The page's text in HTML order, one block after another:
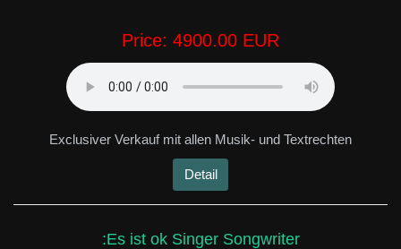
Price: 4900.00 EUR
Exclusiver Verkauf mit allen Musik- und Textrechten
Detail
:Es ist ok Singer Songwriter